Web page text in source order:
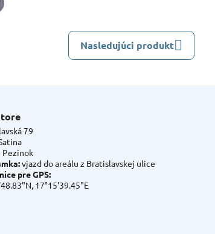
Nasledujúci produkt
79
Pezinok
vjazd do areálu z Bratislavskej ulice
pre GPS:
17°15'39.45"E